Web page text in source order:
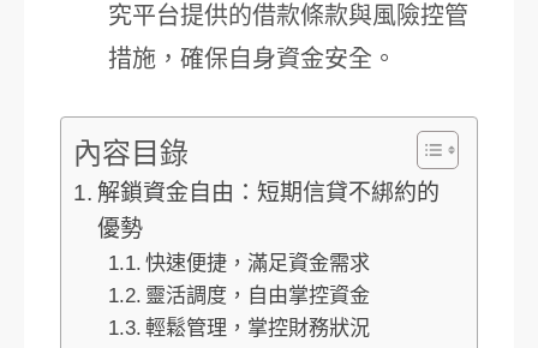
究平台提供的借款條款與風險控管
措施，確保自身資金安全。
內容目錄
解鎖資金自由：短期信貸不綁約的
優勢
快速便捷，滿足資金需求
靈活調度，自由掌控資金
輕鬆管理，掌控財務狀況